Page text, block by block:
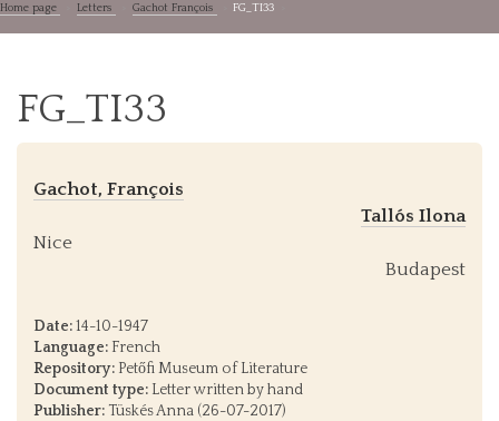
Home page Letters Gachot François FG_TI33
FG_TI33
Gachot, François
Tallós Ilona
Nice
Budapest
Date:14-10-1947
Language: French
Repository: Petőfi Museum of Literature
Document type: Letter written by hand
Publisher: Tüskés Anna (26-07-2017)